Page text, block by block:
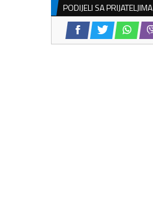
PODIJELI SA PRIJATELJIMA